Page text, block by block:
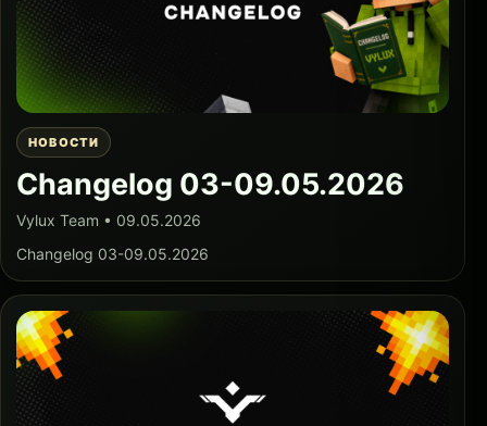
НОВОСТИ
Changelog 03-09.05.2026
Vylux Team • 09.05.2026
Changelog 03-09.05.2026